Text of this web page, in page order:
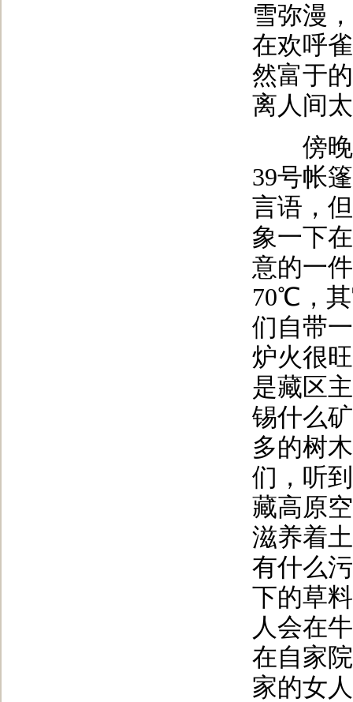
雪弥漫
在欢呼
然富于
离人间
傍晚
39号帐
言语，
象一下
意的一
70℃，
们自带
炉火很
是藏区
锡什么
多的树
们，听
藏高原
滋养着
有什么
下的草
人会在
在自家
家的女